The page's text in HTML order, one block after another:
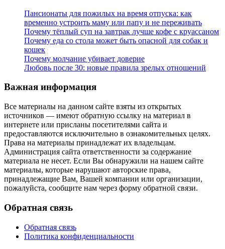
Пансионаты для пожилых на время отпуска: как
временно устроить маму или папу и не переживать
Почему тёплый суп на завтрак лучше кофе с круассаном
Почему еда со стола может быть опасной для собак и
кошек
Почему молчание убивает доверие
Любовь после 30: новые правила зрелых отношений
Важная информация
Все материалы на данном сайте взяты из открытых
источников — имеют обратную ссылку на материал в
интернете или присланы посетителями сайта и
предоставляются исключительно в ознакомительных целях.
Права на материалы принадлежат их владельцам.
Администрация сайта ответственности за содержание
материала не несет. Если Вы обнаружили на нашем сайте
материалы, которые нарушают авторские права,
принадлежащие Вам, Вашей компании или организации,
пожалуйста, сообщите нам через форму обратной связи.
Обратная связь
Обратная связь
Политика конфиденциальности